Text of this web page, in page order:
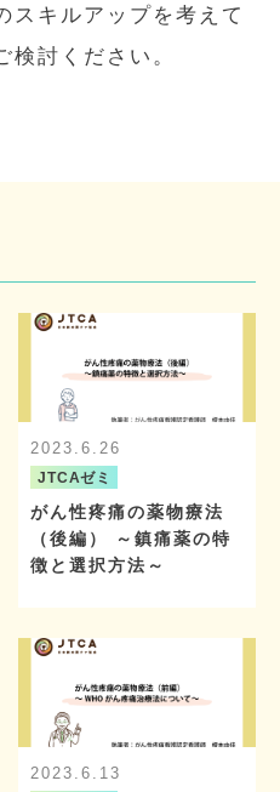
スキルアップを考えて
検討ください。
2023.6.26
JTCAゼミ
がん性疼痛の薬物療法
（後編） ～鎮痛薬の特
徴と選択方法～
2023.6.13